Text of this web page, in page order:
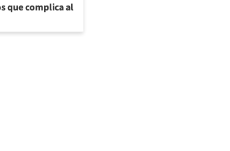
que complica al